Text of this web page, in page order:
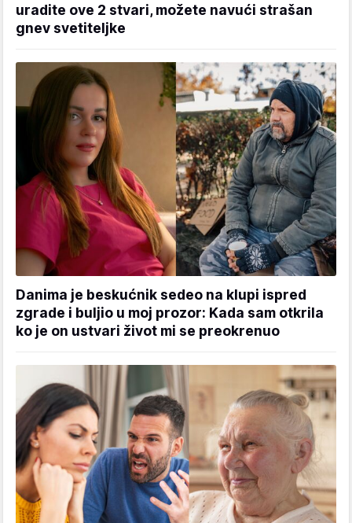
uradite ove 2 stvari, možete navući strašan
gnev svetiteljke
Danima je beskućnik sedeo na klupi ispred
zgrade i buljio u moj prozor: Kada sam otkrila
ko je on ustvari život mi se preokrenuo